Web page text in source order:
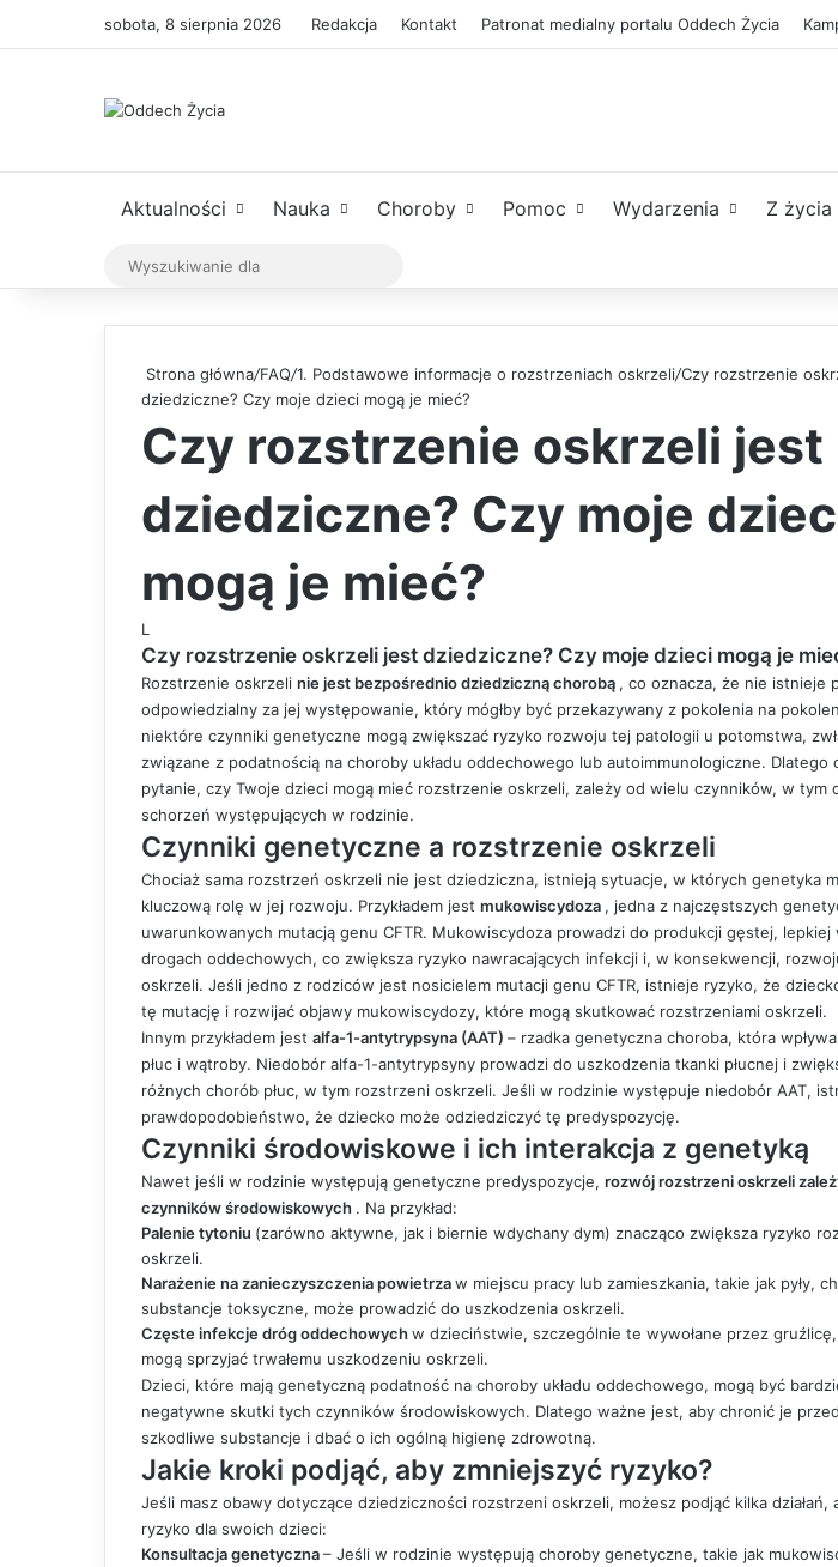
sobota, 8 sierpnia 2026 Redakcja Kontakt Patronat medialny portalu Oddech Życia
Aktualności Nauka Choroby Pomoc Wydarzenia Z życia
Strona główna/FAQ/1. Podstawowe informacje o rozstrzeniach oskrzeli/Czy rozstrzenie
dziedziczne? Czy moje dzieci mogą je mieć?
Czy rozstrzenie oskrzeli jest
dziedziczne? Czy moje
mogą je mieć?
L
Czy rozstrzenie oskrzeli jest dziedziczne? Czy moje dzieci mogą je
Rozstrzenie oskrzeli nie jest bezpośrednio dziedziczną chorobą , co oznacza, że nie istnieje
odpowiedzialny za jej występowanie, który mógłby być przekazywany z pokolenia na
niektóre czynniki genetyczne mogą zwiększać ryzyko rozwoju tej patologii u potomstwa,
związane z podatnością na choroby układu oddechowego lub autoimmunologiczne. Dlatego
pytanie, czy Twoje dzieci mogą mieć rozstrzenie oskrzeli, zależy od wielu czynników, w tym
schorzeń występujących w rodzinie.
Czynniki genetyczne a rozstrzenie oskrzeli
Chociaż sama rozstrzeń oskrzeli nie jest dziedziczna, istnieją sytuacje, w których genetyka
kluczową rolę w jej rozwoju. Przykładem jest mukowiscydoza , jedna z najczęstszych
uwarunkowanych mutacją genu CFTR. Mukowiscydoza prowadzi do produkcji gęstej, lepkiej
drogach oddechowych, co zwiększa ryzyko nawracających infekcji i, w konsekwencji,
oskrzeli. Jeśli jedno z rodziców jest nosicielem mutacji genu CFTR, istnieje ryzyko, że
tę mutację i rozwijać objawy mukowiscydozy, które mogą skutkować rozstrzeniami oskrzeli.
Innym przykładem jest alfa-1-antytrypsyna (AAT) – rzadka genetyczna choroba, która
płuc i wątroby. Niedobór alfa-1-antytrypsyny prowadzi do uszkodzenia tkanki płucnej i
różnych chorób płuc, w tym rozstrzeni oskrzeli. Jeśli w rodzinie występuje niedobór AAT,
prawdopodobieństwo, że dziecko może odziedziczyć tę predyspozycję.
Czynniki środowiskowe i ich interakcja z genetyką
Nawet jeśli w rodzinie występują genetyczne predyspozycje, rozwój rozstrzeni oskrzeli
czynników środowiskowych . Na przykład:
Palenie tytoniu (zarówno aktywne, jak i biernie wdychany dym) znacząco zwiększa ryzyko
oskrzeli.
Narażenie na zanieczyszczenia powietrzaw miejscu pracy lub zamieszkania, takie jak pyły,
substancje toksyczne, może prowadzić do uszkodzenia oskrzeli.
Częste infekcje dróg oddechowychw dzieciństwie, szczególnie te wywołane przez
mogą sprzyjać trwałemu uszkodzeniu oskrzeli.
Dzieci, które mają genetyczną podatność na choroby układu oddechowego, mogą być
negatywne skutki tych czynników środowiskowych. Dlatego ważne jest, aby chronić je
szkodliwe substancje i dbać o ich ogólną higienę zdrowotną.
Jakie kroki podjąć, aby zmniejszyć ryzyko?
Jeśli masz obawy dotyczące dziedziczności rozstrzeni oskrzeli, możesz podjąć kilka działań,
ryzyko dla swoich dzieci:
Konsultacja genetyczna– Jeśli w rodzinie występują choroby genetyczne, takie jak